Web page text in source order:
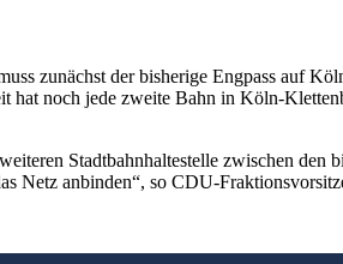
zunächst der bisherige Engpass auf
noch jede zweite Bahn in Köln-
Stadtbahnhaltestelle zwischen den
Netz anbinden“, so CDU-